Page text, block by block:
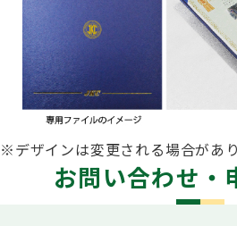
※デザインは変更される場合があり
お問い合わせ・